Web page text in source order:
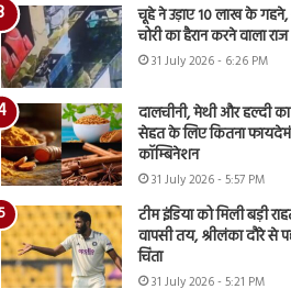
चूहे ने उड़ाए 10 लाख के
चोरी का हैरान करने वाला राज
31 July 2026 - 6:26 PM
दालचीनी, मेथी और हल्दी
सेहत के लिए कितना
कॉम्बिनेशन
31 July 2026 - 5:57 PM
टीम इंडिया को मिली बड़ी
वापसी तय, श्रीलंका दौरे से
चिंता
31 July 2026 - 5:21 PM